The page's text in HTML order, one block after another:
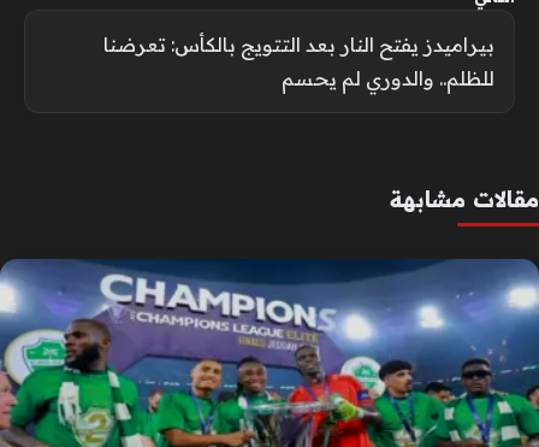
بيراميدز يفتح النار بعد التتويج بالكأس: تعرضنا
للظلم.. والدوري لم يحسم
مقالات مشابهة